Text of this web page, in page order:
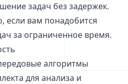
задач без задержек.
если вам понадобится
за ограниченное время.
алгоритмы
для анализа и